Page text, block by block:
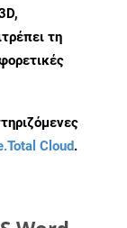
τη
Cloud.